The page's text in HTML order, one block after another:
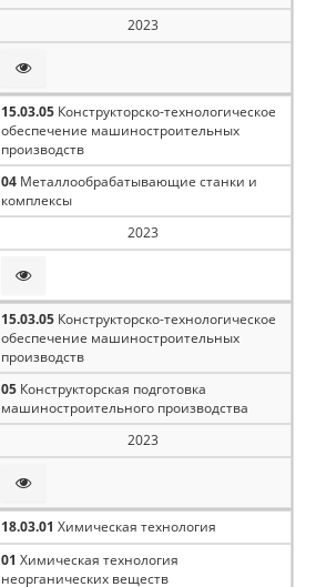
2023
15.03.05 Конструкторско-технологическое
обеспечение машиностроительных
производств
04 Металлообрабатывающие станки и
комплексы
2023
15.03.05 Конструкторско-технологическое
обеспечение машиностроительных
производств
05 Конструкторская подготовка
машиностроительного производства
2023
18.03.01 Химическая технология
01 Химическая технология
неорганических веществ